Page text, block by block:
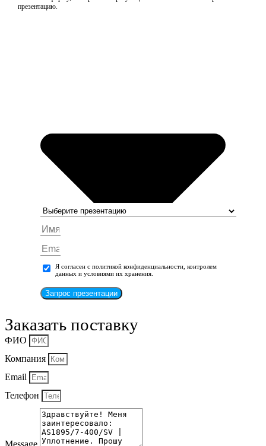
презентацию.
Я согласен с политикой конфиденциальности, контролем
данных и условиями их хранения.
Запрос презентации
Заказать поставку
ФИО
Компания
Email
Телефон
Message